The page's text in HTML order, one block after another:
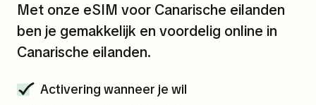
Met onze eSIM voor Canarische eilanden
ben je gemakkelijk en voordelig online in
Canarische eilanden.
Activering wanneer je wil